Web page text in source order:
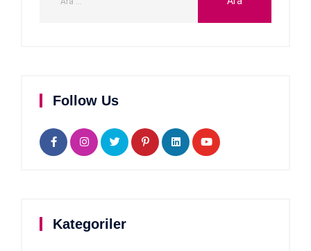
Follow Us
Kategoriler